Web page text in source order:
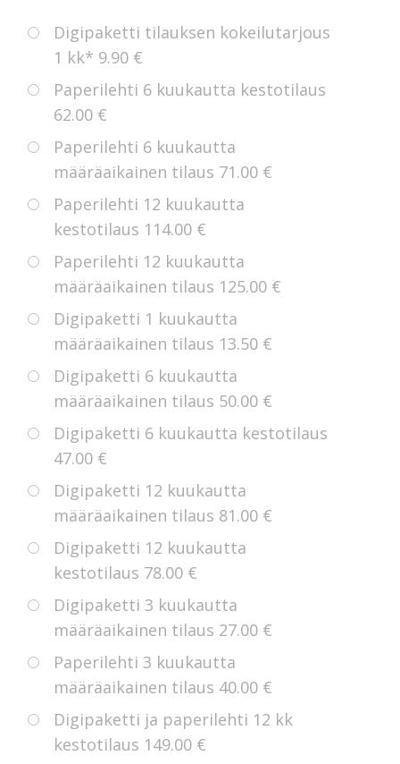
Digipaketti tilauksen kokeilutarjous
1 kk* 9.90 €
Paperilehti 6 kuukautta kestotilaus
62.00 €
Paperilehti 6 kuukautta
määräaikainen tilaus 71.00 €
Paperilehti 12 kuukautta
kestotilaus 114.00 €
Paperilehti 12 kuukautta
määräaikainen tilaus 125.00 €
Digipaketti 1 kuukautta
määräaikainen tilaus 13.50 €
Digipaketti 6 kuukautta
määräaikainen tilaus 50.00 €
Digipaketti 6 kuukautta kestotilaus
47.00 €
Digipaketti 12 kuukautta
määräaikainen tilaus 81.00 €
Digipaketti 12 kuukautta
kestotilaus 78.00 €
Digipaketti 3 kuukautta
määräaikainen tilaus 27.00 €
Paperilehti 3 kuukautta
määräaikainen tilaus 40.00 €
Digipaketti ja paperilehti 12 kk
kestotilaus 149.00 €